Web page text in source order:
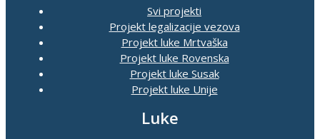
Svi projekti
Projekt legalizacije vezova
Projekt luke Mrtvaška
Projekt luke Rovenska
Projekt luke Susak
Projekt luke Unije
Luke